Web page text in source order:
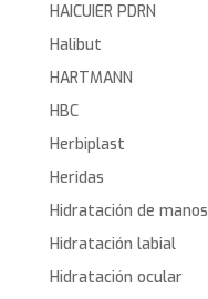
HAICUIER PDRN
Halibut
HARTMANN
HBC
Herbiplast
Heridas
Hidratación de manos
Hidratación labial
Hidratación ocular